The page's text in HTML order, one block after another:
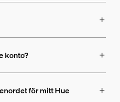
konto?
för mitt Hue